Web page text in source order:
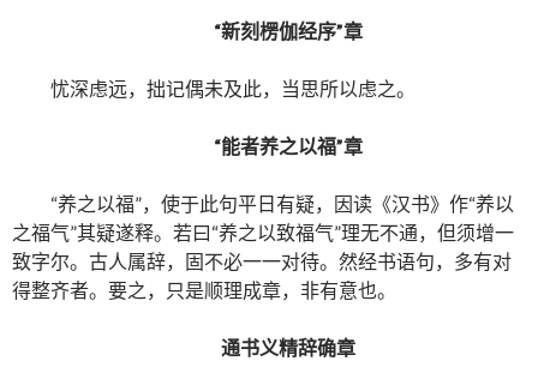
“新刻楞伽经序”章
忧深虑远，拙记偶未及此，当思所以虑之。
“能者养之以福”章
“养之以福”，使于此句平日有疑，因读《汉书》作“养以
之福气”其疑遂释。若曰“养之以致福气”理无不通，但须增一
致字尔。古人属辞，固不必一一对待。然经书语句，多有对
得整齐者。要之，只是顺理成章，非有意也。
通书义精辞确章